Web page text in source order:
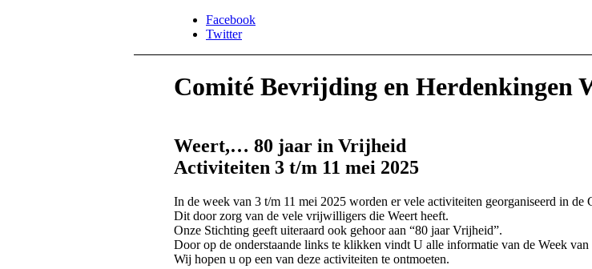
Facebook
Twitter
Comité Bevrijding en Herdenkingen
Weert,… 80 jaar in Vrijheid
Activiteiten 3 t/m 11 mei 2025
In de week van 3 t/m 11 mei 2025 worden er vele activiteiten georganiseerd in de
Dit door zorg van de vele vrijwilligers die Weert heeft.
Onze Stichting geeft uiteraard ook gehoor aan “80 jaar Vrijheid”.
Door op de onderstaande links te klikken vindt U alle informatie van de Week
Wij hopen u op een van deze activiteiten te ontmoeten.